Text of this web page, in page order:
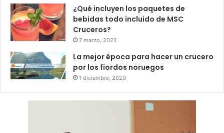
¿Qué incluyen los paquetes de
bebidas todo incluido de MSC
Cruceros?
7 marzo, 2022
La mejor época para hacer un crucero
por los fiordos noruegos
1 diciembre, 2020